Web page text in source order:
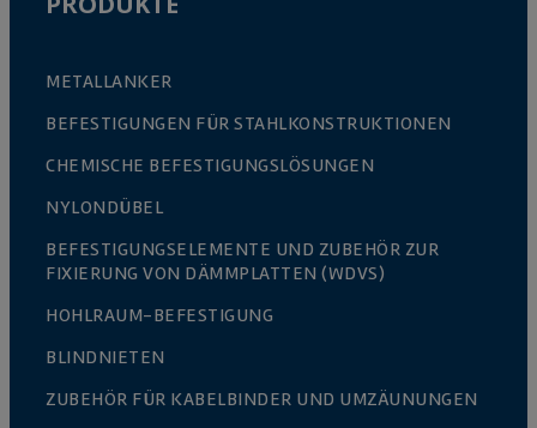
METALLANKER
BEFESTIGUNGEN FÜR STAHLKONSTRUKTIONEN
CHEMISCHE BEFESTIGUNGSLÖSUNGEN
NYLONDÜBEL
BEFESTIGUNGSELEMENTE UND ZUBEHÖR ZUR
FIXIERUNG VON DÄMMPLATTEN (WDVS)
HOHLRAUM-BEFESTIGUNG
BLINDNIETEN
ZUBEHÖR FÜR KABELBINDER UND UMZÄUNUNGEN